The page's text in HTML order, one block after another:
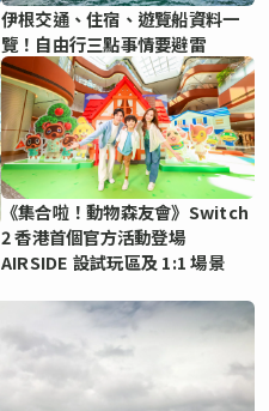
伊根交通、住宿、遊覽船資料一
覽！自由行三點事情要避雷
《集合啦！動物森友會》Switch
2 香港首個官方活動登場
AIRSIDE 設試玩區及 1:1 場景